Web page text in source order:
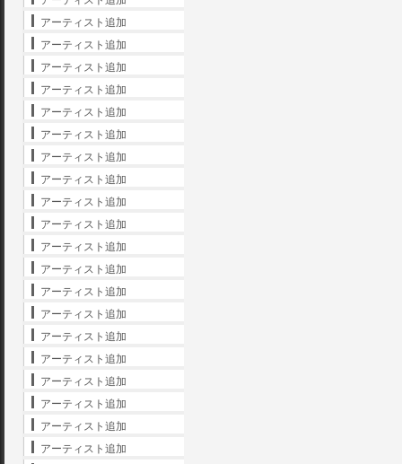
アーティスト追加
アーティスト追加
アーティスト追加
アーティスト追加
アーティスト追加
アーティスト追加
アーティスト追加
アーティスト追加
アーティスト追加
アーティスト追加
アーティスト追加
アーティスト追加
アーティスト追加
アーティスト追加
アーティスト追加
アーティスト追加
アーティスト追加
アーティスト追加
アーティスト追加
アーティスト追加